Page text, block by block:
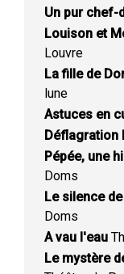
Un pur chef-
Louison et
Louvre
La fille de
lune
Astuces en
Déflagration
Pépée, une
Doms
Le silence
Doms
A vau l'eau
Le mystère